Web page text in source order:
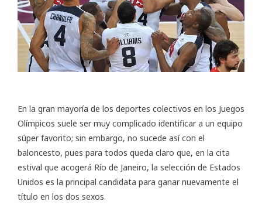
En la gran mayoría de los deportes colectivos en los Juegos
Olímpicos suele ser muy complicado identificar a un equipo
súper favorito; sin embargo, no sucede así con el
baloncesto, pues para todos queda claro que, en la cita
estival que acogerá Río de Janeiro, la selección de Estados
Unidos es la principal candidata para ganar nuevamente el
título en los dos sexos.